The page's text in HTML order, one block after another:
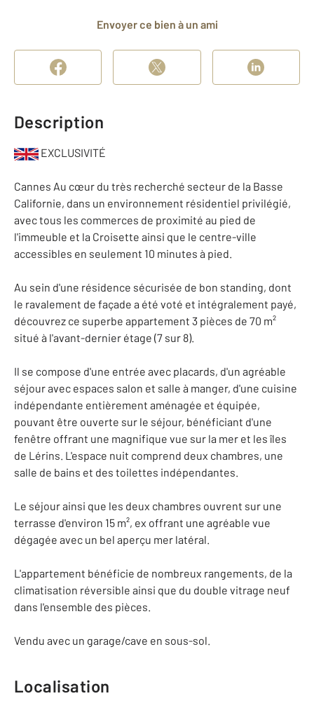
Envoyer ce bien à un ami
Description
EXCLUSIVITÉ
Cannes Au cœur du très recherché secteur de la Basse
Californie, dans un environnement résidentiel privilégié,
avec tous les commerces de proximité au pied de
l'immeuble et la Croisette ainsi que le centre-ville
accessibles en seulement 10 minutes à pied.
Au sein d'une résidence sécurisée de bon standing, dont
le ravalement de façade a été voté et intégralement payé,
découvrez ce superbe appartement 3 pièces de 70 m²
situé à l'avant-dernier étage (7 sur 8).
Il se compose d'une entrée avec placards, d'un agréable
séjour avec espaces salon et salle à manger, d'une cuisine
indépendante entièrement aménagée et équipée,
pouvant être ouverte sur le séjour, bénéficiant d'une
fenêtre offrant une magnifique vue sur la mer et les îles
de Lérins. L'espace nuit comprend deux chambres, une
salle de bains et des toilettes indépendantes.
Le séjour ainsi que les deux chambres ouvrent sur une
terrasse d'environ 15 m², ex offrant une agréable vue
dégagée avec un bel aperçu mer latéral.
L'appartement bénéficie de nombreux rangements, de la
climatisation réversible ainsi que du double vitrage neuf
dans l'ensemble des pièces.
Vendu avec un garage/cave en sous-sol.
Localisation